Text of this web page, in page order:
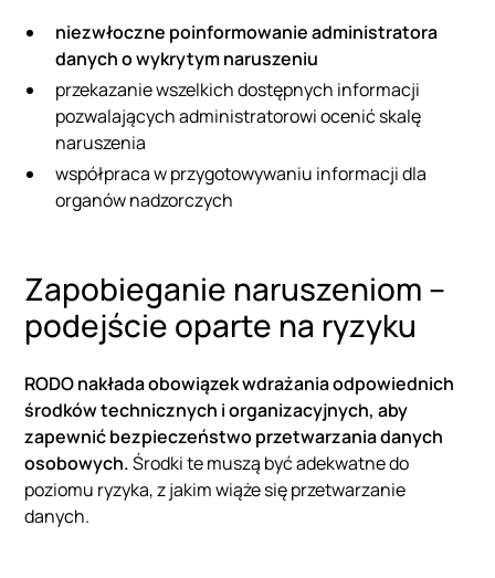
niezwłoczne poinformowanie administratora
danych o wykrytym naruszeniu
przekazanie wszelkich dostępnych informacji
pozwalających administratorowi ocenić skalę
naruszenia
współpraca w przygotowywaniu informacji dla
organów nadzorczych
Zapobieganie naruszeniom –
podejście oparte na ryzyku
RODO nakłada obowiązek wdrażania odpowiednich
środków technicznych i organizacyjnych, aby
zapewnić bezpieczeństwo przetwarzania danych
osobowych.Środki te muszą być adekwatne do
poziomu ryzyka, z jakim wiąże się przetwarzanie
danych.